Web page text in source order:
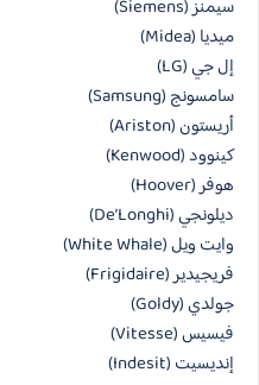
سيمنز (Siemens)
ميديا (Midea)
إل جي (LG)
سامسونج (Samsung)
أريستون (Ariston)
كينوود (Kenwood)
هوفر (Hoover)
ديلونجي (De’Longhi)
وايت ويل (White Whale)
فريجيدير (Frigidaire)
جولدي (Goldy)
فيسيس (Vitesse)
إنديسيت (Indesit)